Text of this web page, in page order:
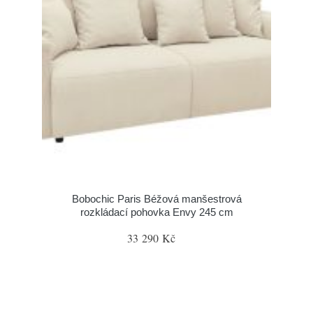
Bobochic Paris Béžová manšestrová
rozkládací pohovka Envy 245 cm
33 290 Kč